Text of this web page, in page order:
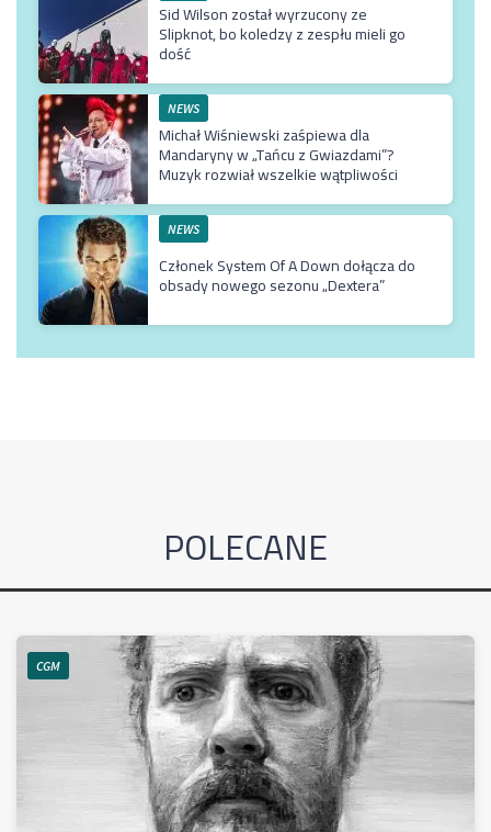
Sid Wilson został wyrzucony ze
Slipknot, bo koledzy z zespłu mieli go
dość
NEWS
Michał Wiśniewski zaśpiewa dla
Mandaryny w „Tańcu z Gwiazdami”?
Muzyk rozwiał wszelkie wątpliwości
NEWS
Członek System Of A Down dołącza do
obsady nowego sezonu „Dextera”
POLECANE
CGM